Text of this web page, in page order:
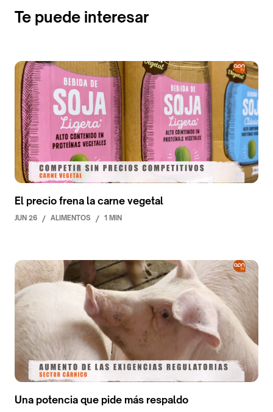
Te puede interesar
El precio frena la carne vegetal
JUN 26 / ALIMENTOS / 1 MIN
Una potencia que pide más respaldo